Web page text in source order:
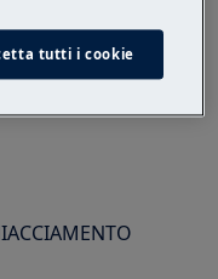
che
tutti i cookie